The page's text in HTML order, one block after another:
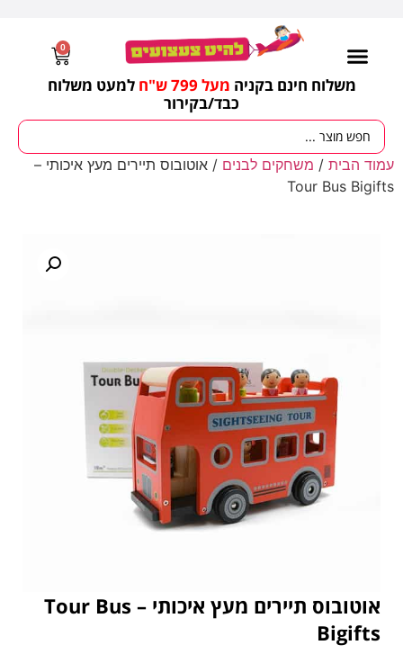
משלוח חינם בקניה מעל 799 ש"ח
למעט משלוח
כבד/בקירור
0
עמוד הבית / משחקים לבנים / אוטובוס תיירים מעץ איכותי –
Tour Bus Bigifts
אוטובוס תיירים מעץ איכותי – Tour Bus
Bigifts